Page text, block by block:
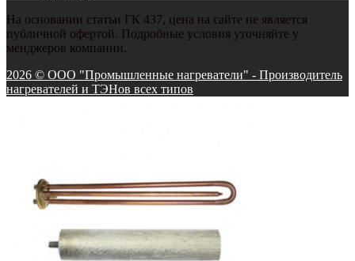
На основании статьи ГК 437, цена на сайте не является
публичной офертой. Подробные условия уточняйте у
менджеров компании.
2026 © ООО "Промышленные нагреватели" - Производитель
нагревателей и ТЭНов всех типов